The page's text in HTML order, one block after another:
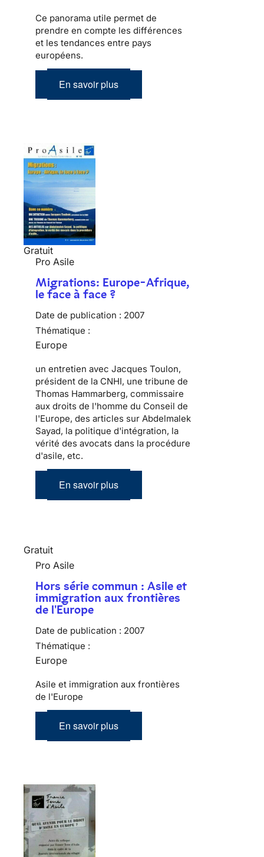
Ce panorama utile permet de
prendre en compte les différences
et les tendances entre pays
européens.
En savoir plus
Gratuit
Pro Asile
Migrations: Europe-Afrique,
le face à face ?
Date de publication : 2007
Thématique :
Europe
un entretien avec Jacques Toulon,
président de la CNHI, une tribune de
Thomas Hammarberg, commissaire
aux droits de l'homme du Conseil de
l'Europe, des articles sur Abdelmalek
Sayad, la politique d'intégration, la
vérité des avocats dans la procédure
d'asile, etc.
En savoir plus
Gratuit
Pro Asile
Hors série commun : Asile et
immigration aux frontières
de l'Europe
Date de publication : 2007
Thématique :
Europe
Asile et immigration aux frontières
de l'Europe
En savoir plus